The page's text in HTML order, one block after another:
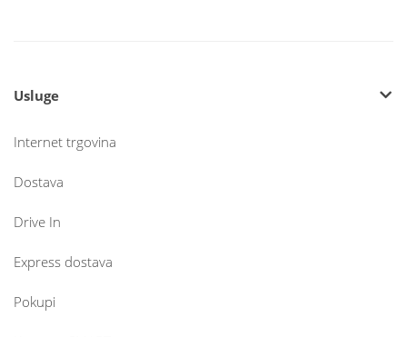
Usluge
Internet trgovina
Dostava
Drive In
Express dostava
Pokupi